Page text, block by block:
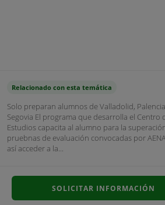
Relacionado con esta temática
Solo preparan alumnos de Valladolid,
Segovia El programa que desarrolla el Centro
Estudios capacita al alumno para la
pruebnas de evaluación convocadas por
así acceder a la...
SOLICITAR INFORMACIÓN